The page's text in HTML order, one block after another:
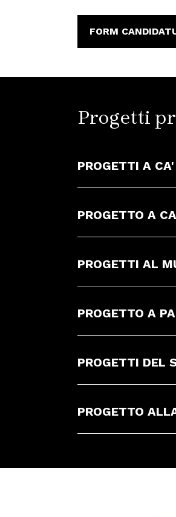
FORM
Progetti
PROGETTI A
PROGETTO A
PROGETTI AL
PROGETTO A
PROGETTI DEL
PROGETTO